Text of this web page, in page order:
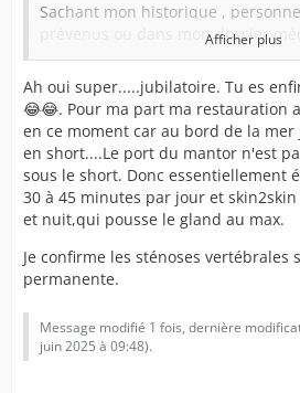
Sachant mon historique ,
prévenus ou dans mon dossier
quelconque restauration
uretroplastie en 2011 par
normalement fortement amputé
normalement.
Donc j'ai laissé venir en arrivant
examens et la prépa pour le Bloc,
le chirurgien on bien tous vu mon
Puiscequ'a l'hôpital, pas de
habillé et tout le monde te regarde
De plus les CHU , c'est l'université
médecine donc beaucoup
Afficher plus
Ah oui super.....jubilatoire. Tu es
😂😂. Pour ma part ma restauration
en ce moment car au bord de la
en short....Le port du mantor n'est
sous le short. Donc essentiellement
30 à 45 minutes par jour et
et nuit,qui pousse le gland au max.
Je confirme les sténoses vertébrales
permanente.
Message modifié 1 fois, dernière
juin 2025 à 09:48).